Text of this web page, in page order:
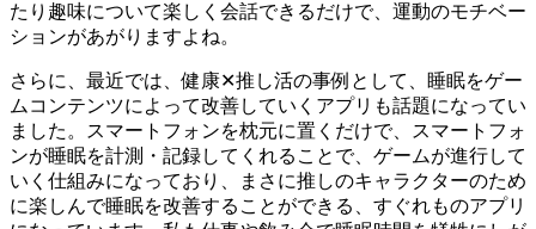
たり趣味について楽しく会話できるだけで、運動のモチベー
ションがあがりますよね。
さらに、最近では、健康✕推し活の事例として、睡眠をゲー
ムコンテンツによって改善していくアプリも話題になってい
ました。スマートフォンを枕元に置くだけで、スマートフォ
ンが睡眠を計測・記録してくれることで、ゲームが進行して
いく仕組みになっており、まさに推しのキャラクターのため
に楽しんで睡眠を改善することができる、すぐれものアプリ